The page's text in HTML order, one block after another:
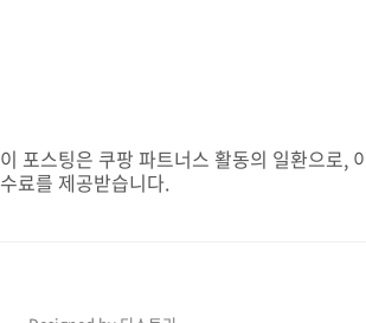
이 포스팅은 쿠팡 파트너스 활동의 일환으로,
수료를 제공받습니다.